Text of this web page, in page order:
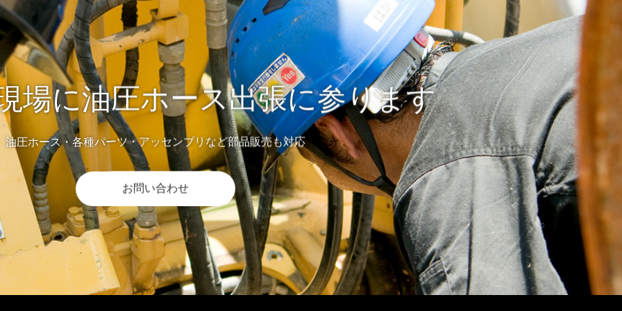
場に油圧ホース出張に参ります
油圧ホース・各種パーツ・アッセンブリなど部品販売も対応
お問い合わせ